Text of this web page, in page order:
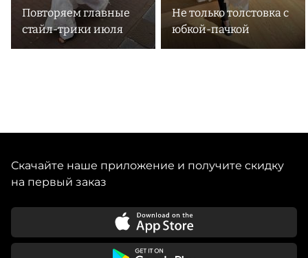
Повторяем главные
стайл-трики июля
Не только толстовка с
юбкой-пачкой
Скачайте наше приложение и получите скидку
на первый заказ